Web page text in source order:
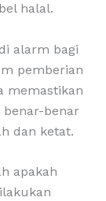
halal.
alarm bagi
pemberian
memastikan
benar-benar
dan ketat.
apakah